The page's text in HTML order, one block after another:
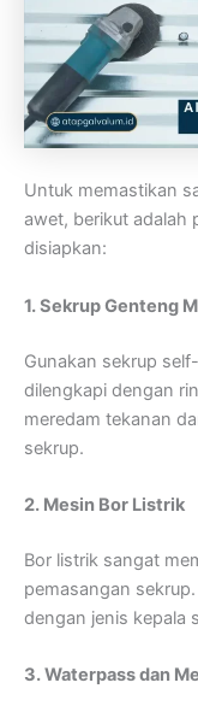
Untuk memastikan
awet, berikut adalah
disiapkan:
1. Sekrup Genteng
Gunakan sekrup
dilengkapi dengan
meredam tekanan
sekrup.
2. Mesin Bor Listrik
Bor listrik sangat
pemasangan
dengan jenis kepala
3. Waterpass dan